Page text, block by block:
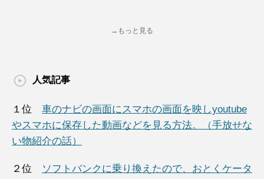
→もっと見る
人気記事
１位 車のナビの画面にスマホの画面を映しyoutube
やスマホに保存した動画などを見る方法。（手放せな
い物紹介の話）
２位
ソフトバンクに乗り換えたので、おとくケータ